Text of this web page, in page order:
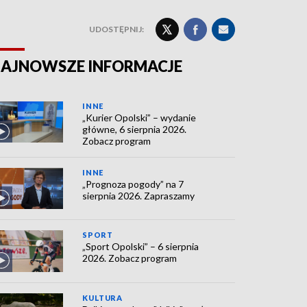
UDOSTĘPNIJ:
INFORMACJE
INNE
„Kurier Opolski” – wydanie
główne, 6 sierpnia 2026.
Zobacz program
INNE
„Prognoza pogody” na 7
sierpnia 2026. Zapraszamy
SPORT
„Sport Opolski” – 6 sierpnia
2026. Zobacz program
KULTURA